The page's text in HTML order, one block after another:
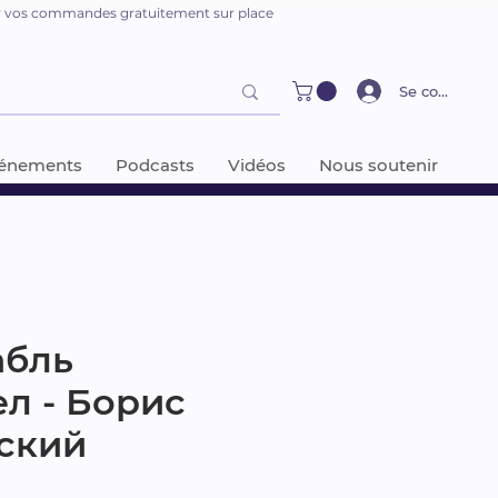
Se connecter
Podcasts Vidéos Nous soutenir
- Борис
vos commandes gratuitement sur place